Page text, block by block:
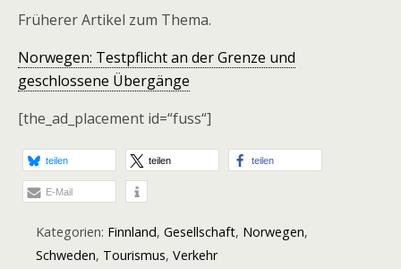
Früherer Artikel zum Thema.
Norwegen: Testpflicht an der Grenze und
geschlossene Übergänge
[the_ad_placement id=“fuss“]
teilen teilen teilen
E-Mail
Kategorien: Finnland, Gesellschaft, Norwegen,
Schweden, Tourismus, Verkehr